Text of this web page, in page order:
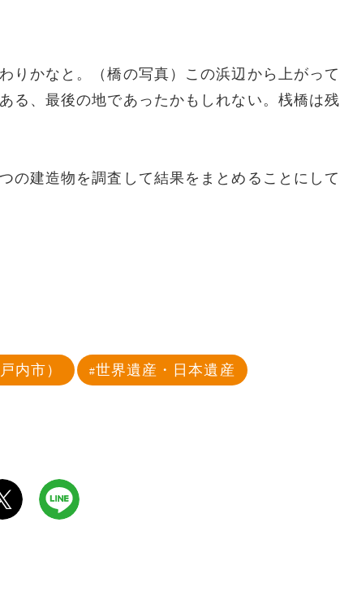
りかなと。（橋の写真）この浜辺から上がって
る、最後の地であったかもしれない。桟橋は残
の建造物を調査して結果をまとめることにして
内市） 世界遺産・日本遺産